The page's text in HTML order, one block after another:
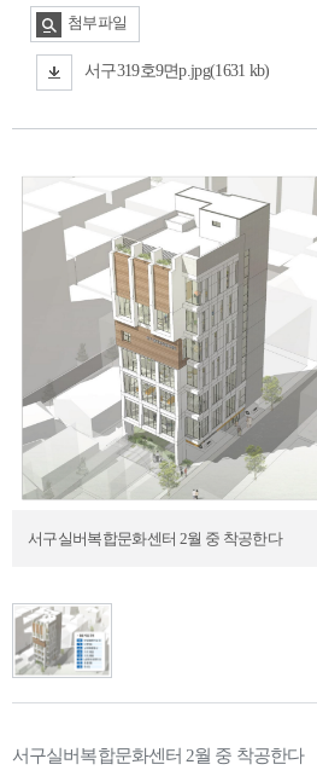
첨부파일
서구319호9면p.jpg(1631 kb)
서구실버복합문화센터 2월 중 착공한다
서구실버복합문화센터 2월 중 착공한다